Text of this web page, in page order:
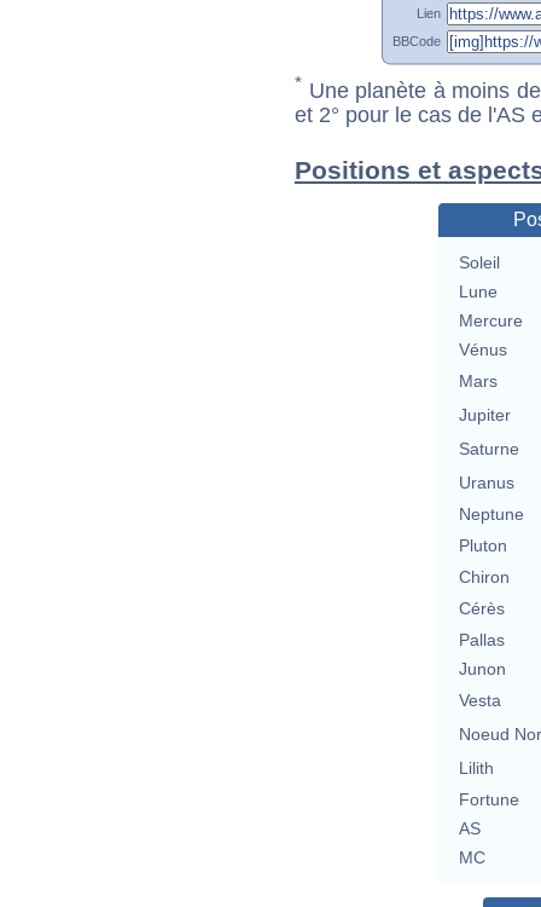
Lien
BBCode
* Une planète à moins
et 2° pour le cas de l'AS
Positions et
Soleil
Lune
Mercure
Vénus
Mars
Jupiter
Saturne
Uranus
Neptune
Pluton
Chiron
Cérès
Pallas
Junon
Vesta
Noeud
Lilith
Fortune
AS
MC